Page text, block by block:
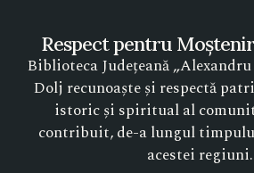
Respect pentru
Biblioteca Județeană
Dolj recunoaște și respectă
istoric și spiritual al
contribuit, de-a lungul
acestei regiuni.